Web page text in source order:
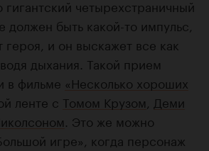
гигантский четырехстраничный
должен быть какой-то импульс,
героя, и он выскажет все как
дыхания. Такой прием
в фильме «Несколько хороших
ленте с Томом Крузом Деми
. Это же можно
игре», когда персонаж